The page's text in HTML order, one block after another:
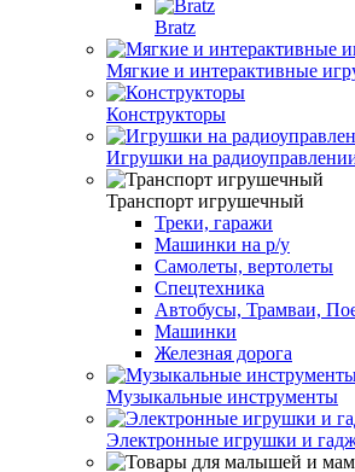
Bratz
Мягкие и интерактивные
Конструкторы
Игрушки на
Транспорт игрушечный
Треки, гаражи
Машинки на р/у
Самолеты, вертолеты
Спецтехника
Автобусы, Трамваи,
Машинки
Железная дорога
Музыкальные инструменты
Электронные игрушки и